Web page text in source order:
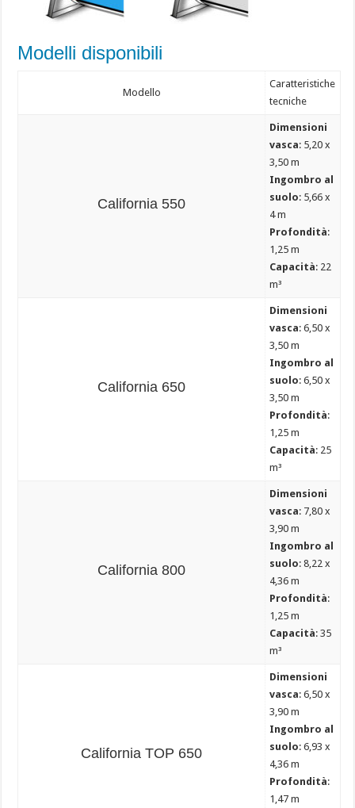
Modelli disponibili
Modello
Caratteristiche
tecniche
California 550
Dimensioni
vasca: 5,20 x
3,50 m
Ingombro al
suolo: 5,66 x
4 m
Profondità:
1,25 m
Capacità: 22
m³
California 650
Dimensioni
vasca: 6,50 x
3,50 m
Ingombro al
suolo: 6,50 x
3,50 m
Profondità:
1,25 m
Capacità: 25
m³
California 800
Dimensioni
vasca: 7,80 x
3,90 m
Ingombro al
suolo: 8,22 x
4,36 m
Profondità:
1,25 m
Capacità: 35
m³
California TOP 650
Dimensioni
vasca: 6,50 x
3,90 m
Ingombro al
suolo: 6,93 x
4,36 m
Profondità:
1,47 m